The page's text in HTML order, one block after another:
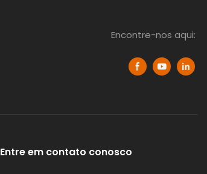
Encontre-nos aqui:
Entre em contato conosco